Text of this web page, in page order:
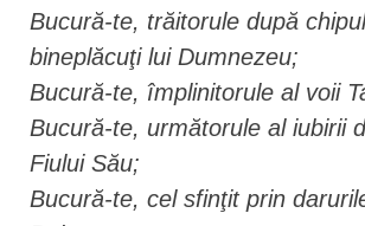
Bucură-te, trăitorule după
bineplăcuţi lui Dumnezeu;
Bucură-te, împlinitorule al voii
Bucură-te, următorule al iubirii
Fiului Său;
Bucură-te, cel sfinţit prin